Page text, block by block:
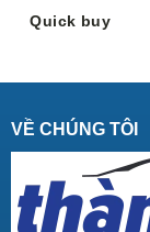
Quick buy
VỀ CHÚNG TÔI